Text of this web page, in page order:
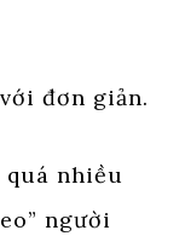
đơn giản.
nhiều
người